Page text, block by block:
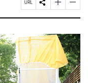
페
이
R
L
복
사
S
N
공
유
하
기
글
자
기
크
게
변
경
하
글
자
기
작
게
변
경
하